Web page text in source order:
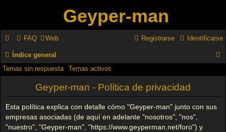
Geyper-man
FAQ Web Identificarse
Registrarse
Índice general
Temas sin respuesta Temas activos
Geyper-man - Política de privacidad
Esta política explica con detalle cómo "Geyper-man" junto con sus
empresas asociadas (de aquí en adelante "nosotros", "nos",
"nuestro", "Geyper-man", "https://www.geyperman.net/foro") y